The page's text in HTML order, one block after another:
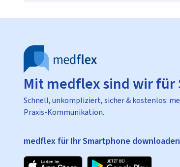
Mit medflex sind wir für
Schnell, unkompliziert, sicher & kostenlos:
Praxis-Kommunikation.
medflex für Ihr Smartphone downloaden